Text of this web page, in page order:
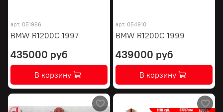
арт. 051986
BMW R1200C 1997
435000 руб
В корзину
арт. 054910
BMW R1200C 1999
439000 руб
В корзину